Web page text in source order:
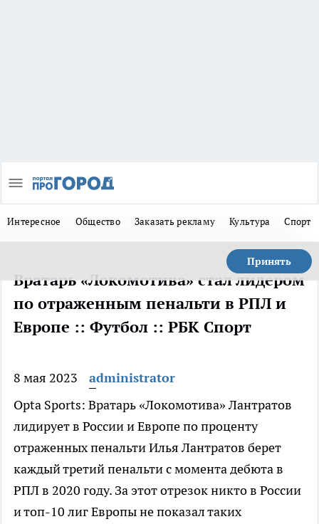
Интересное Общество Заказать рекламу Культура Спорт
Принять
Вратарь «Локомотива» стал лидером
по отраженным пенальти в РПЛ и
Европе :: Футбол :: РБК Спорт
8 мая 2023
administrator
Opta Sports: Вратарь «Локомотива» Лантратов
лидирует в России и Европе по проценту
отраженных пенальтиИлья Лантратов берет
каждый третий пенальти с момента дебюта в
РПЛ в 2020 году. За этот отрезок никто в России
и топ-10 лиг Европы не показал таких